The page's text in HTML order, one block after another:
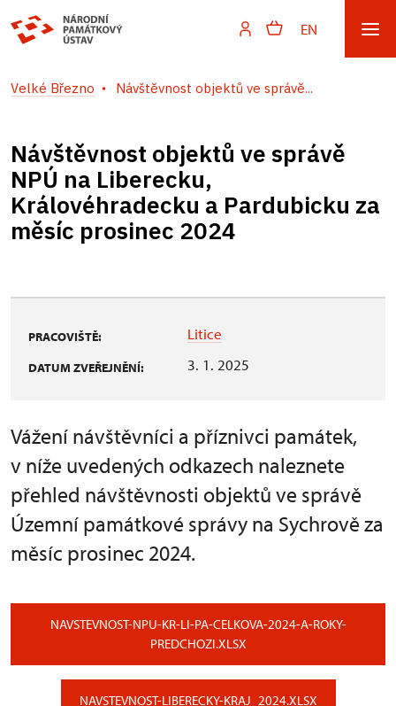
EN
Velké Březno Návštěvnost objektů ve správě...
Návštěvnost objektů ve správě
NPÚ na Liberecku,
Královéhradecku a Pardubicku za
měsíc prosinec 2024
PRACOVIŠTĚ: Litice
DATUM ZVEŘEJNĚNÍ: 3. 1. 2025
Vážení návštěvníci a příznivci památek,
v níže uvedených odkazech naleznete
přehled návštěvnosti objektů ve správě
Územní památkové správy na Sychrově za
měsíc prosinec 2024.
NAVSTEVNOST-NPU-KR-LI-PA-CELKOVA-2024-A-ROKY-
PREDCHOZI.XLSX
NAVSTEVNOST-LIBERECKY-KRAJ_2024.XLSX